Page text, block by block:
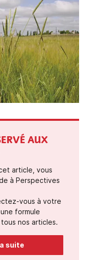
AUX
article, vous
à Perspectives
vous à votre
formule
nos articles.
suite